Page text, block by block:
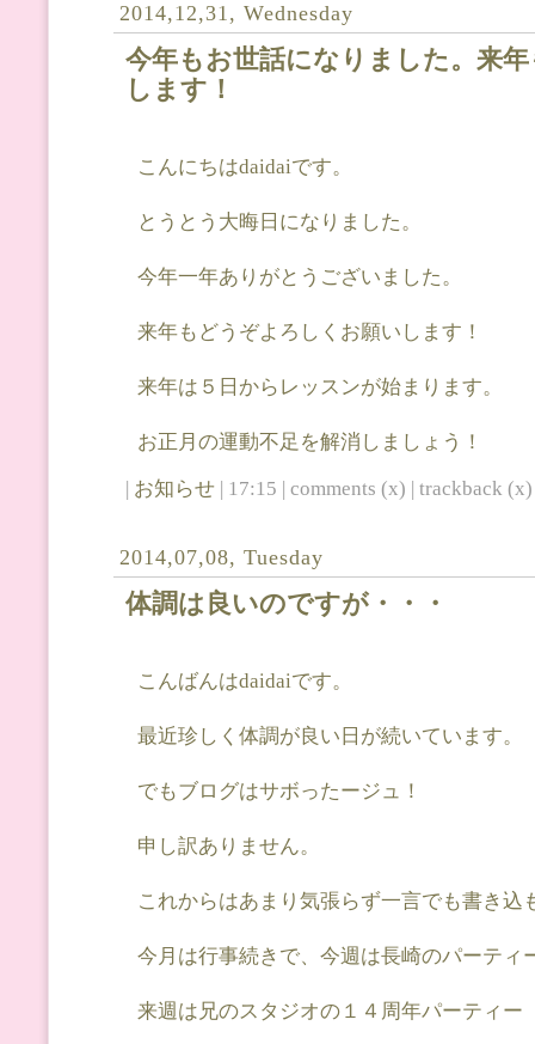
2014,12,31, Wednesday
今年もお世話になりました。来
します！
こんにちはdaidaiです。
とうとう大晦日になりました。
今年一年ありがとうございました。
来年もどうぞよろしくお願いします！
来年は５日からレッスンが始まります。
お正月の運動不足を解消しましょう！
| お知らせ | 17:15 | comments (x) | trackback (x)
2014,07,08, Tuesday
体調は良いのですが・・・
こんばんはdaidaiです。
最近珍しく体調が良い日が続いています。
でもブログはサボったージュ！
申し訳ありません。
これからはあまり気張らず一言でも書き込
今月は行事続きで、今週は長崎のパーティ
来週は兄のスタジオの１４周年パーティー